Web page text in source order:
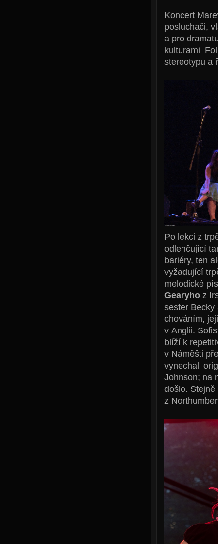
Koncert
posluchači,
a pro
kulturami
stereotypu a
Po lekci z
odlehčující
bariéry, ten
vyžadující
melodické
Gearyhoz
sester Becky
chováním,
v Anglii.
blíží k
v Náměšti
vynechali
Johnson; na
došlo.
z